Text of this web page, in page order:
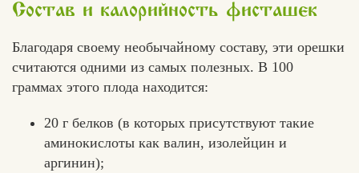
Состав и калорийность фисташек
Благодаря своему необычайному составу, эти орешки
считаются одними из самых полезных. В 100
граммах этого плода находится:
20 г белков (в которых присутствуют такие
аминокислоты как валин, изолейцин и
аргинин);